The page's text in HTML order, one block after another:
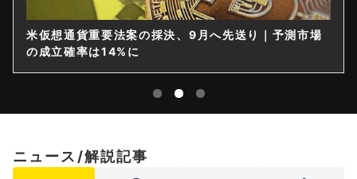
米仮想通貨重要法案の採決、9月へ先送り｜予測市場
の成立確率は14%に
ニュース/解説記事